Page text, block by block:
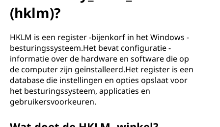
O
A
(hklm)?
HKLM is een register -bijenkorf in het Windows -
besturingssysteem.Het bevat configuratie -
informatie over de hardware en software die op
de computer zijn geïnstalleerd.Het register is een
database die instellingen en opties opslaat voor
het besturingssysteem, applicaties en
gebruikersvoorkeuren.